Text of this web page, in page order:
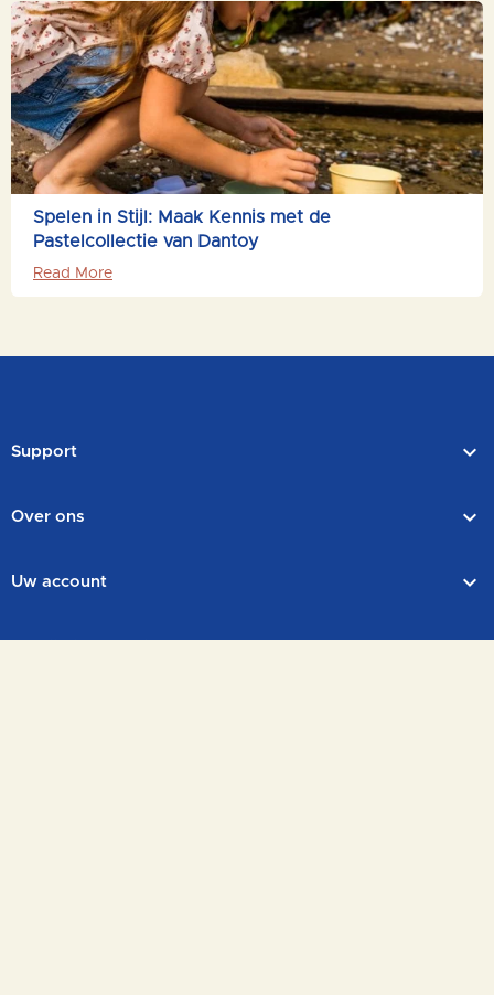
Spelen in Stijl: Maak Kennis met de
Pastelcollectie van Dantoy
Read More
Support 
Over ons 
Uw account 
